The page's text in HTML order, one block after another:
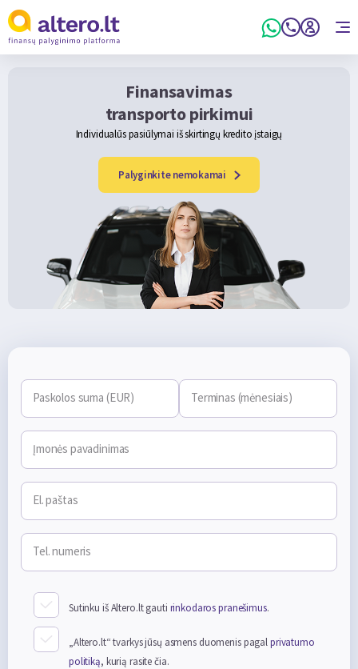
Finansavimas
transporto pirkimui
Individualūs pasiūlymai iš skirtingų kredito įstaigų
Palyginkite nemokamai
Paskolos suma (EUR) Terminas (mėnesiais)
Įmonės pavadinimas
El. paštas
Tel. numeris
Sutinku iš Altero.lt gauti rinkodaros pranešimus.
„Altero.lt“ tvarkys jūsų asmens duomenis pagalprivatumo
politiką, kurią rasite čia.